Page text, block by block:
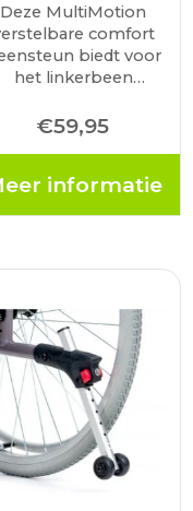
Deze MultiMotion
comfort
biedt voor
het linkerbeen
hoek of horizontaal
voor extra comfort.
€59,95
informatie